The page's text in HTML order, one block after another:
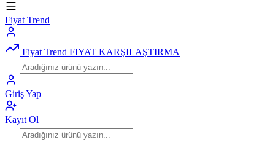
Fiyat Trend
Fiyat Trend FIYAT KARŞILAŞTIRMA
Giriş Yap
Kayıt Ol